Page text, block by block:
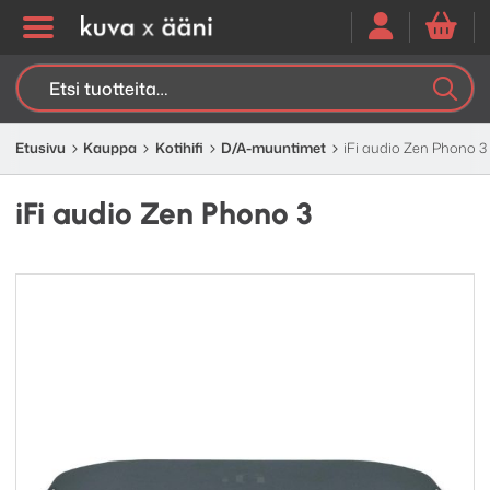
Etsi:
Etusivu Kauppa Kotihifi D/A-muuntimet iFi audio Zen Phono 3
iFi audio Zen Phono 3
Edellinen